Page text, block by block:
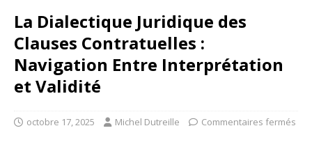
La Dialectique Juridique des
Clauses Contratuelles :
Navigation Entre Interprétation
et Validité
octobre 17, 2025 Michel Dutreille Commentaires fermés